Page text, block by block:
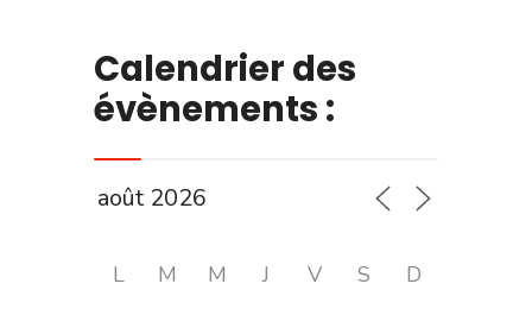
Calendrier des
évènements :
L M M J V S D